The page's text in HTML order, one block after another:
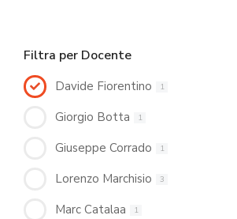
Filtra per Docente
Davide Fiorentino 1
Giorgio Botta 1
Giuseppe Corrado 1
Lorenzo Marchisio 3
Marc Catalaa 1